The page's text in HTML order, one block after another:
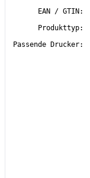
EAN / GTIN:
Produkttyp:
Passende Drucker: